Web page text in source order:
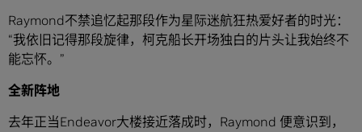
Raymond不禁追忆起那段作为星际迷航狂热爱好者的时光：
“我依旧记得那段旋律，柯克船长开场独白的片头让我始终不
能忘怀。”
全新阵地
去年正当Endeavor大楼接近落成时，Raymond 便意识到，